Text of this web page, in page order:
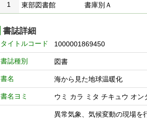
1
東部図書館 書庫別Ａ
書誌詳細
タイトルコード 1000001869450
書誌種別 図書
書名 海から見た地球温暖化
書名ヨミ ウミ カラ ミタ チキュウ オン
異常気象、気候変動の現場を